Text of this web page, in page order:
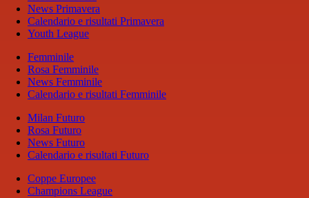
News Primavera
Calendario e risultati Primavera
Youth League
Femminile
Rosa Femminile
News Femminile
Calendario e risultati Femminile
Milan Futuro
Rosa Futuro
News Futuro
Calendario e risultati Futuro
Coppe Europee
Champions League